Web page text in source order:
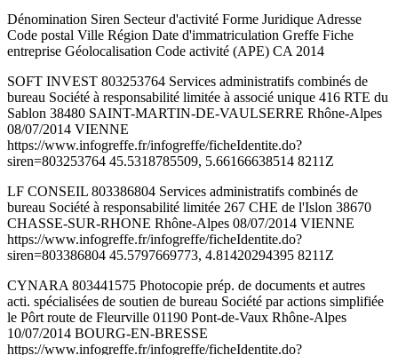
Dénomination Siren Secteur d'activité Forme Juridique Adresse
Code postal Ville Région Date d'immatriculation Greffe Fiche
entreprise Géolocalisation Code activité (APE) CA 2014
SOFT INVEST 803253764 Services administratifs combinés de
bureau Société à responsabilité limitée à associé unique 416 RTE du
Sablon 38480 SAINT-MARTIN-DE-VAULSERRE Rhône-Alpes
08/07/2014 VIENNE
https://www.infogreffe.fr/infogreffe/ficheIdentite.do?
siren=803253764 45.5318785509, 5.66166638514 8211Z
LF CONSEIL 803386804 Services administratifs combinés de
bureau Société à responsabilité limitée 267 CHE de l'Islon 38670
CHASSE-SUR-RHONE Rhône-Alpes 08/07/2014 VIENNE
https://www.infogreffe.fr/infogreffe/ficheIdentite.do?
siren=803386804 45.5797669773, 4.81420294395 8211Z
CYNARA 803441575 Photocopie prép. de documents et autres
acti. spécialisées de soutien de bureau Société par actions simplifiée
le Pôrt route de Fleurville 01190 Pont-de-Vaux Rhône-Alpes
10/07/2014 BOURG-EN-BRESSE
https://www.infogreffe.fr/infogreffe/ficheIdentite.do?